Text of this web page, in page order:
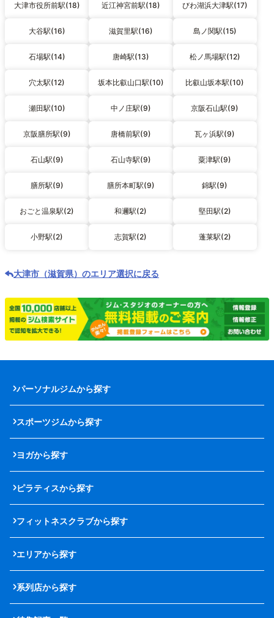
大津市役所前駅(18) 近江神宮前駅(18) びわ湖浜大津駅(17)
大谷駅(16) 滋賀里駅(16) 島ノ関駅(15)
石場駅(14) 唐崎駅(13) 松ノ馬場駅(12)
穴太駅(12) 坂本比叡山口駅(10) 比叡山坂本駅(10)
瀬田駅(10) 中ノ庄駅(9) 京阪石山駅(9)
京阪膳所駅(9) 唐橋前駅(9) 瓦ヶ浜駅(9)
石山駅(9) 石山寺駅(9) 粟津駅(9)
膳所駅(9) 膳所本町駅(9) 錦駅(9)
おごと温泉駅(2) 和邇駅(2) 堅田駅(2)
小野駅(2) 志賀駅(2) 蓬莱駅(2)
大津市（滋賀県）のエリア選択に戻る
パーソナルジムから探す
スポーツジムから探す
ヨガから探す
ピラティスから探す
フィットネスクラブから探す
エリアから探す
系列店から探す